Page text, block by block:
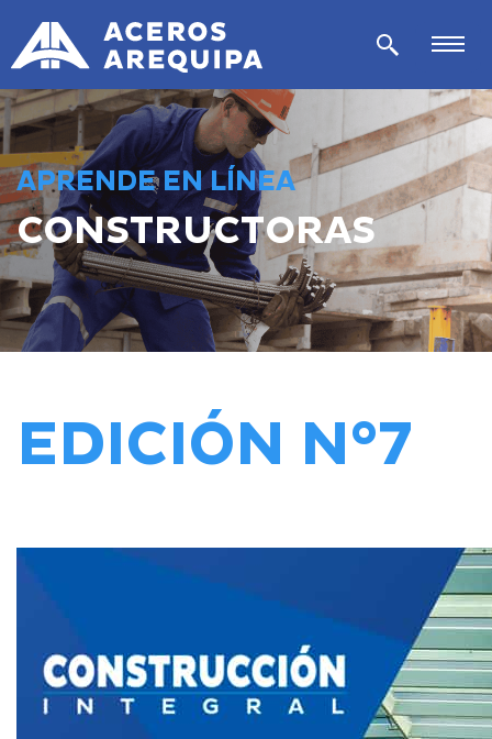
APRENDE EN LÍNEA
CONSTRUCTORAS
EDICIÓN N°7